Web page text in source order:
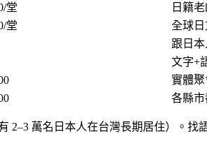
堂
日籍
堂
全球
跟日
文字+
實體聚
各縣
2–3 萬名日本人在台灣長期居住）。